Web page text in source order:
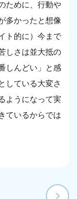
ために、行動や
多かったと想像
ト的に）今まで
しさは並大抵の
しんどい」と感
している大変さ
ようになって実
ているからでは